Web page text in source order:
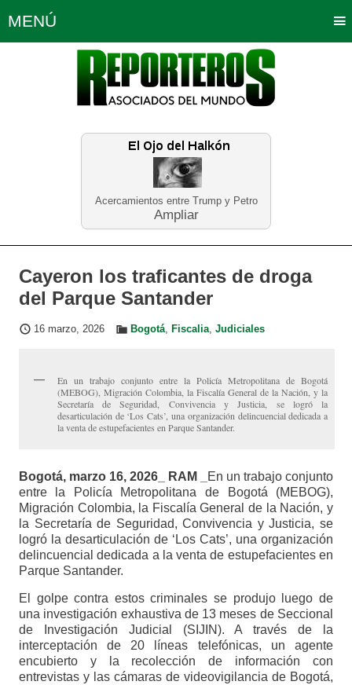
Acercamientos entre Trump y Petro
Ampliar
MENÚ
Política Opinión Bogotá
Planeta Tierra Deportes
Educación Neira
Cayeron los traficantes de droga
del Parque Santander
16 marzo, 2026 Bogotá, Fiscalia, Judiciales
En un trabajo conjunto entre la Policía Metropolitana de Bogotá
(MEBOG), Migración Colombia, la Fiscalía General de la Nación, y la
Secretaría de Seguridad, Convivencia y Justicia, se logró la
desarticulación de ‘Los Cats’, una organización delincuencial dedicada a
la venta de estupefacientes en Parque Santander.
Bogotá, marzo 16, 2026_ RAM _
En un trabajo conjunto
entre la Policía Metropolitana de Bogotá (MEBOG),
Migración Colombia, la Fiscalía General de la Nación, y
la Secretaría de Seguridad, Convivencia y Justicia, se
logró la desarticulación de ‘Los Cats’, una organización
delincuencial dedicada a la venta de estupefacientes en
Parque Santander.
El golpe contra estos criminales se produjo luego de
una investigación exhaustiva de 13 meses de Seccional
de Investigación Judicial (SIJIN). A través de la
interceptación de 20 líneas telefónicas, un agente
encubierto y la recolección de información con
entrevistas y las cámaras de videovigilancia de Bogotá,